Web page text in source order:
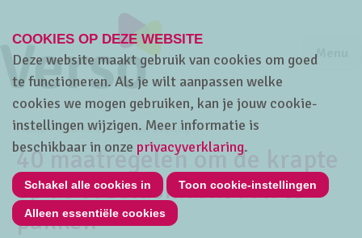
Jump
Menu
Home Thema's Sociaal overleg
40 maatregelen om de krapte
op de arbeidsmarkt aan te
pakken
COOKIES OP DEZE WEBSITE
Deze website maakt gebruik van cookies om goed
te functioneren. Als je wilt aanpassen welke
cookies we mogen gebruiken, kan je jouw cookie-
instellingen wijzigen. Meer informatie is
beschikbaar in onze privacyverklaring.
Schakel alle cookies in Toon cookie-instellingen
Alleen essentiële cookies